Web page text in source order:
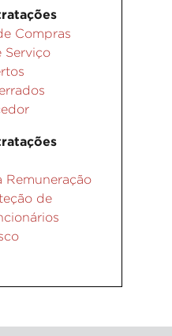
Compras
Serviço
Remuneração
de